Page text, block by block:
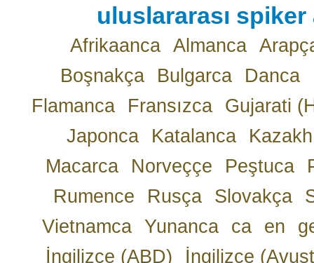
uluslararası
Afrikaanca Almanca
Boşnakça
Bulgarca Danca
Flamanca
Fransızca
Gujarati
Japonca
Katalanca
Kazakh
Macarca
Norveççe Peştuca
Rumence
Rusça Slovakça
Vietnamca
Yunanca ca en
İngilizce (ABD)
İngilizce